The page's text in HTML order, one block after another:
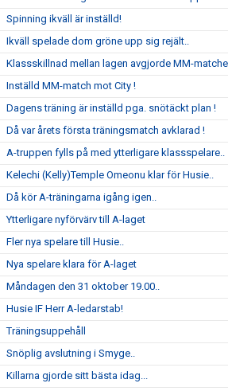
Spinning ikväll är inställd!
Ikväll spelade dom gröne upp sig rejält..
Klassskillnad mellan lagen avgjorde MM-
Inställd MM-match mot City !
Dagens träning är inställd pga. snötäckt plan !
Då var årets första träningsmatch avklarad !
A-truppen fylls på med ytterligare klassspelare..
Kelechi (Kelly)Temple Omeonu klar för Husie..
Då kör A-träningarna igång igen..
Ytterligare nyförvärv till A-laget
Fler nya spelare till Husie..
Nya spelare klara för A-laget
Måndagen den 31 oktober 19.00..
Husie IF Herr A-ledarstab!
Träningsuppehåll
Snöplig avslutning i Smyge..
Killarna gjorde sitt bästa idag...